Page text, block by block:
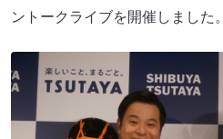
ントークライブを開催しました。